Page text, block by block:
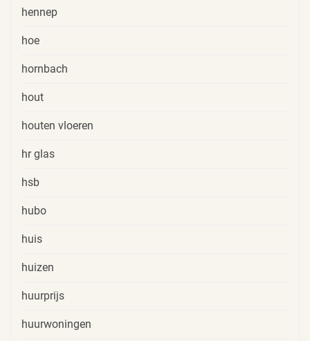
hennep
hoe
hornbach
hout
houten vloeren
hr glas
hsb
hubo
huis
huizen
huurprijs
huurwoningen